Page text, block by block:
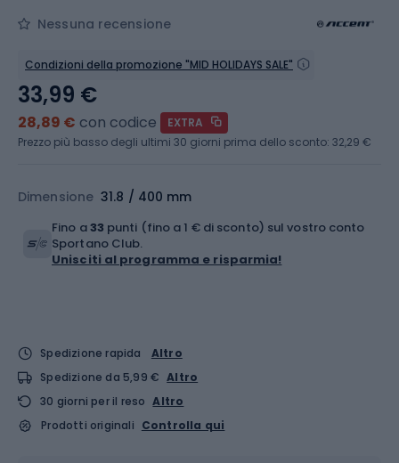
Nessuna recensione
Condizioni della promozione "MID HOLIDAYS SALE"
Dimensione 31.8 / 400 mm
33,99 €
28,89 € con codice
EXTRA
Prezzo più basso degli ultimi 30 giorni prima dello sconto: 32,29 €
Fino a33 punti (fino a 1 € di sconto) sul vostro conto
Sportano Club.
Unisciti al programma e risparmia!
Spedizione rapida
Altro
Spedizione da 5,99 € Altro
30 giorni per il reso Altro
Prodotti originali Controlla qui